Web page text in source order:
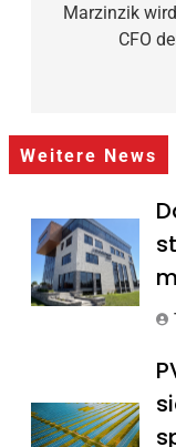
Marzinzik
CFO
Weitere News